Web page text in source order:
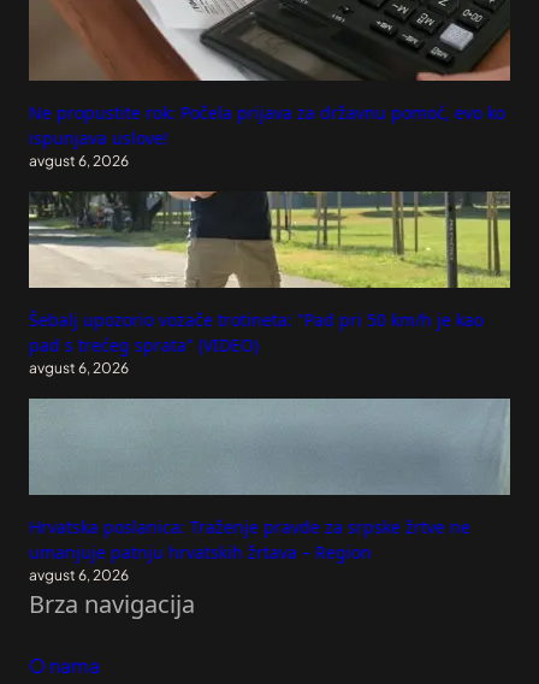
Ne propustite rok: Počela prijava za državnu pomoć, evo ko
ispunjava uslove!
avgust 6, 2026
Šebalj upozorio vozače trotineta: "Pad pri 50 km/h je kao
pad s trećeg sprata" (VIDEO)
avgust 6, 2026
Hrvatska poslanica: Traženje pravde za srpske žrtve ne
umanjuje patnju hrvatskih žrtava – Region
avgust 6, 2026
Brza navigacija
O nama